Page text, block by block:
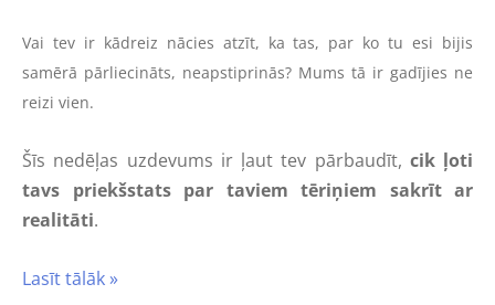
Vai tev ir kādreiz nācies atzīt, ka tas, par ko tu esi bijis
samērā pārliecināts, neapstiprinās? Mums tā ir gadījies ne
reizi vien.
Šīs nedēļas uzdevums ir ļaut tev pārbaudīt, cik ļoti
tavs priekšstats par taviem tēriņiem sakrīt ar
realitāti.
Lasīt tālāk »